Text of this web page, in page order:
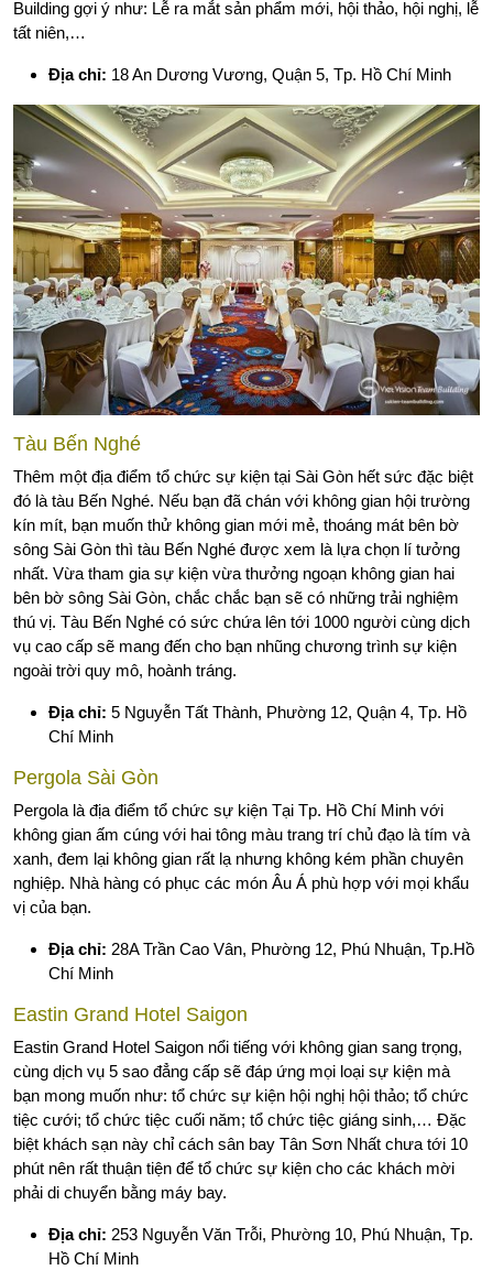
Building gợi ý như: Lễ ra mắt sản phẩm mới, hội thảo, hội nghị, lễ
tất niên,…
Địa chỉ: 18 An Dương Vương, Quận 5, Tp. Hồ Chí Minh
Tàu Bến Nghé
Thêm một địa điểm tổ chức sự kiện tại Sài Gòn hết sức đặc biệt
đó là tàu Bến Nghé. Nếu bạn đã chán với không gian hội trường
kín mít, bạn muốn thử không gian mới mẻ, thoáng mát bên bờ
sông Sài Gòn thì tàu Bến Nghé được xem là lựa chọn lí tưởng
nhất. Vừa tham gia sự kiện vừa thưởng ngoạn không gian hai
bên bờ sông Sài Gòn, chắc chắc bạn sẽ có những trải nghiệm
thú vị. Tàu Bến Nghé có sức chứa lên tới 1000 người cùng dịch
vụ cao cấp sẽ mang đến cho bạn nhũng chương trình sự kiện
ngoài trời quy mô, hoành tráng.
Địa chỉ: 5 Nguyễn Tất Thành, Phường 12, Quận 4, Tp. Hồ
Chí Minh
Pergola Sài Gòn
Pergola là địa điểm tổ chức sự kiện Tại Tp. Hồ Chí Minh với
không gian ấm cúng với hai tông màu trang trí chủ đạo là tím và
xanh, đem lại không gian rất lạ nhưng không kém phần chuyên
nghiệp. Nhà hàng có phục các món Âu Á phù hợp với mọi khẩu
vị của bạn.
Địa chỉ: 28A Trần Cao Vân, Phường 12, Phú Nhuận, Tp.Hồ
Chí Minh
Eastin Grand Hotel Saigon
Eastin Grand Hotel Saigon nổi tiếng với không gian sang trọng,
cùng dịch vụ 5 sao đẳng cấp sẽ đáp ứng mọi loại sự kiện mà
bạn mong muốn như: tổ chức sự kiện hội nghị hội thảo; tổ chức
tiệc cưới; tổ chức tiệc cuối năm; tổ chức tiệc giáng sinh,… Đặc
biệt khách sạn này chỉ cách sân bay Tân Sơn Nhất chưa tới 10
phút nên rất thuận tiện để tổ chức sự kiện cho các khách mời
phải di chuyển bằng máy bay.
Địa chỉ: 253 Nguyễn Văn Trỗi, Phường 10, Phú Nhuận, Tp.
Hồ Chí Minh